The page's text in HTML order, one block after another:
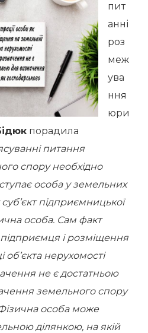
пит
анні
роз
меж
ува
ння
юри
порадила
питання
спору необхідно
особа у земельних
підприємницької
особа. Сам факт
підприємця і розміщення
об’єкта нерухомості
не є достатньою
земельного спору
особа може
ділянкою, на якій